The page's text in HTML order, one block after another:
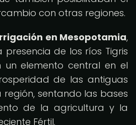
con otras regiones.
en Mesopotamia,
de los ríos Tigris
un elemento central en el
de las antiguas
región, sentando las bases
de la agricultura y la
Fértil.